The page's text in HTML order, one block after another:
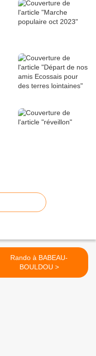
Rando à BABEAU-
BOULDOU >